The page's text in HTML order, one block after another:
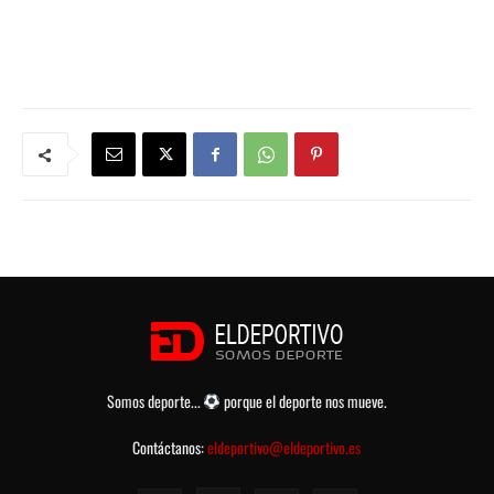
Somos deporte...
porque el deporte nos mueve.
Contáctanos:eldeportivo@eldeportivo.es